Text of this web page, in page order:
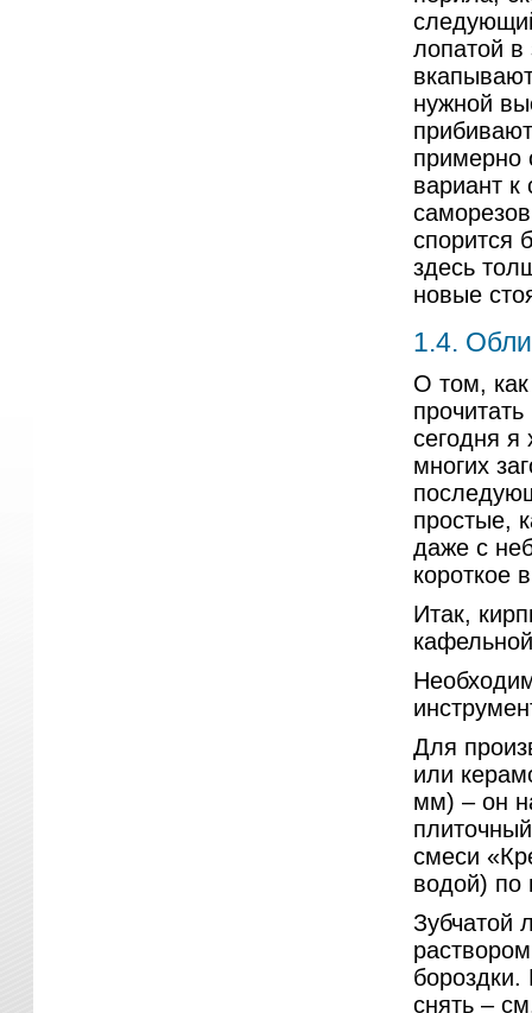
лопатой в
нужной
примерно
вариант
спорится
здесь
новые
1.4.
О том,
сегодня я
многих
простые,
даже с
короткое
Итак,
Для
или
мм) – он
смеси
водой) по
Зубчатой
снять –